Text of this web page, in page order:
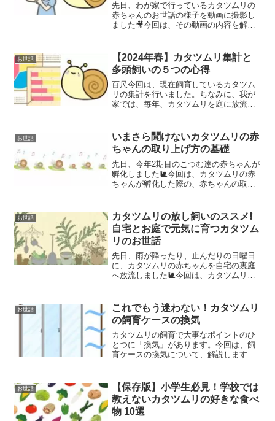
先日、わが家で行っているカタツムリの
赤ちゃんのお世話の様子を動画に撮影し
ました🎥今回は、その動画の内容を解説
お世話
【2024年春】カタツムリ集計と
多頭飼いの５つの心得
百尺今回は、現在飼育しているカタツム
リの集計を行いました。ちなみに、我が
家では、毎年、カタツムリを庭に放流す
ムリの身体測定について記載しています
🐌2024年春のカタツム...
お世話
いまさら聞けないカタツムリの赤
ちゃんの取り上げ方の基礎
先日、今年2期目のこつむ達の赤ちゃんが
孵化しました🐌今回は、カタツムリの赤
ちゃんが孵化した際の、赤ちゃんの取り
😊カタツムリのたまごを観察すると、３
つの段階があります。カ...
お世話
カタツムリの放し飼いのススメ❗️
自宅とお庭で元気に育つカタツム
リのお世話
先日、雨が降ったり、止んだりの日曜日
に、カタツムリの赤ちゃんを自宅の裏庭
へ放流しました🐌今回は、カタツムリの
お世話
これでもう迷わない！カタツムリ
の飼育ケースの換気
カタツムリの飼育で大事なポイントのひ
とつに「換気」があります。今回は、飼
育ケースの換気について、解説します😊
か？」というのは、とても重要なポイン
トです。我が家ではカタツ...
お世話
【保存版】小学生必見！学校では
教えないカタツムリの好きな食べ
物 10選